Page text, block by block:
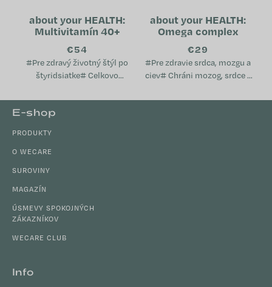
about your HEALTH:
Multivitamín 40+
€54
#Pre zdravý životný štýl po
štyridsiatke# Celkovo
metabolizmu Pomáha
udržiavať psychickú pohodu
about your HEALTH:
Omega complex
€29
#Pre zdravie srdca, mozgu a
ciev# Chráni mozog, srdce a
normálnu hladinu
E-shop
PRODUKTY
O WECARE
SUROVINY
MAGAZÍN
ÚSMEVY SPOKOJNÝCH
ZÁKAZNÍKOV
WECARE CLUB
Info